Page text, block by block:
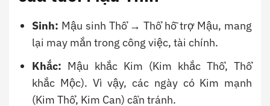
Sinh: Mậu sinh Thổ → Thổ hỗ trợ Mậu, mang
lại may mắn trong công việc, tài chính.
Khắc: Mậu khắc Kim (Kim khắc Thổ, Thổ
khắc Mộc). Vì vậy, các ngày có Kim mạnh
(Kim Thổ, Kim Can) cần tránh.